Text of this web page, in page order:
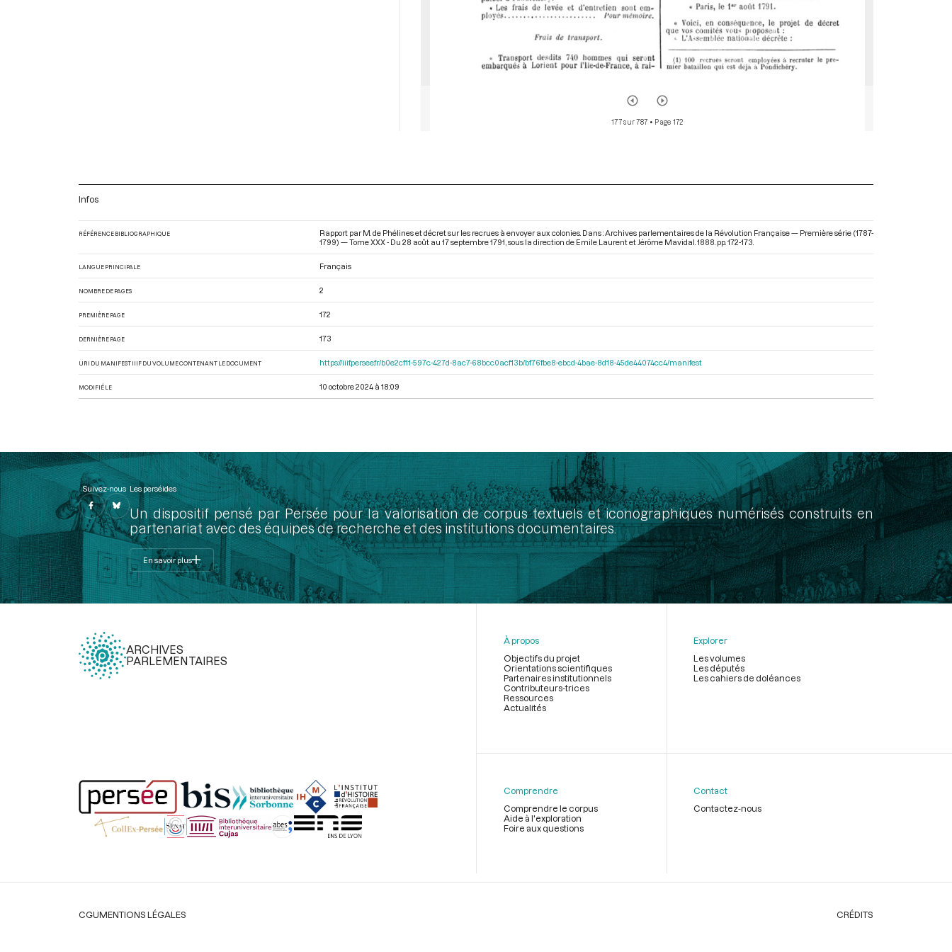
177 sur 787 • Page 172
Infos
RÉFÉRENCE BIBLIOGRAPHIQUE
Rapport par M. de Phélines et décret sur les recrues à envoyer aux colonies. Dans : Archives parlementaires de la Révolution Française — Première série (1787-
1799) — Tome XXX - Du 28 août au 17 septembre 1791 , sous la direction de Emile Laurent et Jérôme Mavidal. 1888. pp. 172-173.
LANGUE PRINCIPALE Français
NOMBRE DE PAGES 2
PREMIÈRE PAGE 172
DERNIÈRE PAGE 173
URI DU MANIFEST IIIF DU VOLUME CONTENANT LE DOCUMENT https://iiif.persee.fr/b0e2cf11-597c-427d-8ac7-68bcc0acf13b/bf76fbe8-ebcd-4bae-8d18-45de44074cc4/manifest
MODIFIÉ LE 10 octobre 2024 à 18:09
Suivez-nous Les perséides
Un dispositif pensé par Persée pour la valorisation de corpus textuels et iconographiques numérisés construits en
partenariat avec des équipes de recherche et des institutions documentaires.
En savoir plus
ARCHIVES
PARLEMENTAIRES
page
À propos
Objectifs du projet
Orientations scientifiques
Partenaires institutionnels
Contributeurs-trices
Ressources
Actualités
Explorer
Les volumes
Les députés
Les cahiers de doléances
Comprendre
Comprendre le corpus
Aide à l'exploration
Foire aux questions
Contact
Contactez-nous
Légal
CGUMENTIONS LÉGALES CRÉDITS